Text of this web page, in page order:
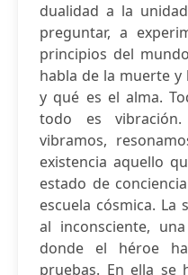
dualidad a la
preguntar, a
principios del
habla de la muerte y
y qué es el alma.
todo es
vibramos,
existencia aquello
estado de
escuela cósmica. La
al inconsciente,
donde el héroe
pruebas. En ella se